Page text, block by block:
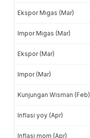
Ekspor Migas (Mar)
Impor Migas (Mar)
Ekspor (Mar)
Impor (Mar)
Kunjungan Wisman (Feb)
Inflasi yoy (Apr)
Inflasi mom (Apr)